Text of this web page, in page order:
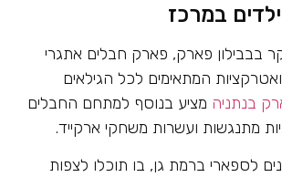
במרכז
בבבילון פארק, פארק חבלים אתגרי
המתאימים לכל הגילאים
בנתניה מציע בנוסף למתחם החבלים
מתנגשות ועשרות משחקי ארקייד.
לספארי ברמת גן, בו תוכלו לצפות